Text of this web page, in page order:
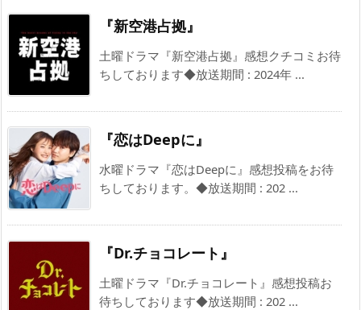
『新空港占拠』
土曜ドラマ『新空港占拠』感想クチコミお待
ちしております◆放送期間 : 2024年 ...
『恋はDeepに』
水曜ドラマ『恋はDeepに』感想投稿をお待
ちしております。◆放送期間 : 202 ...
『Dr.チョコレート』
土曜ドラマ『Dr.チョコレート』感想投稿お
待ちしております◆放送期間 : 202 ...